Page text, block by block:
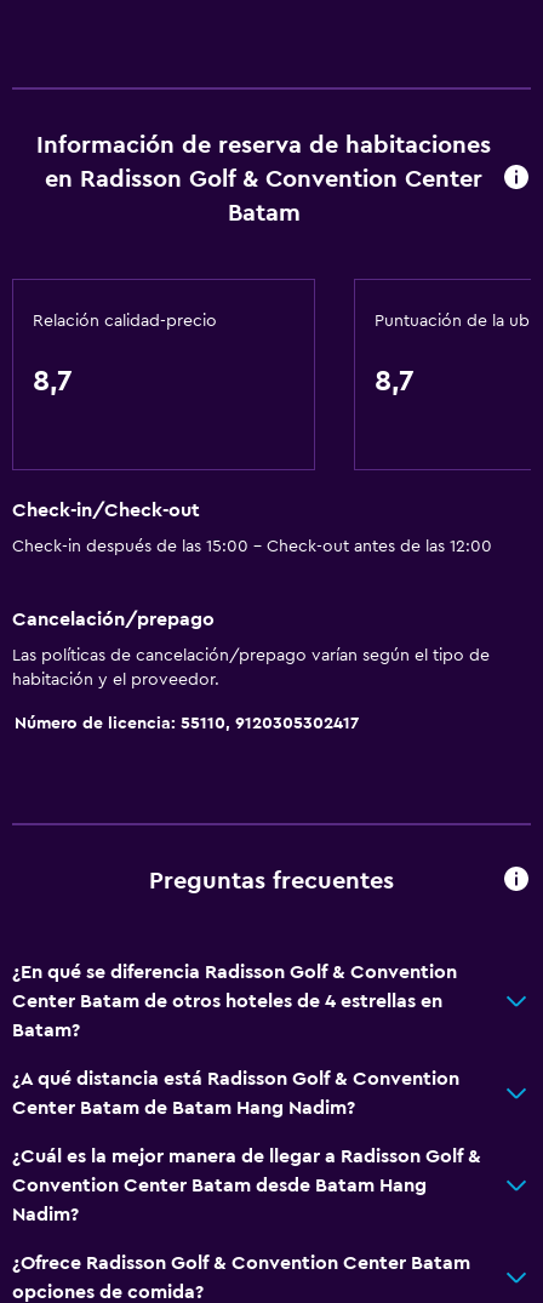
Información de reserva de habitaciones
en Radisson Golf & Convention Center
Batam
Relación calidad-precio
8,7
Puntuación de la
8,7
Check-in/Check-out
Check-in después de las 15:00 - Check-out antes de las 12:00
Cancelación/prepago
Las políticas de cancelación/prepago varían según el tipo de
habitación y el proveedor.
Número de licencia: 55110, 9120305302417
Preguntas frecuentes
¿En qué se diferencia Radisson Golf & Convention
Center Batam de otros hoteles de 4 estrellas en
Batam?
¿A qué distancia está Radisson Golf & Convention
Center Batam de Batam Hang Nadim?
¿Cuál es la mejor manera de llegar a Radisson Golf &
Convention Center Batam desde Batam Hang
Nadim?
¿Ofrece Radisson Golf & Convention Center Batam
opciones de comida?